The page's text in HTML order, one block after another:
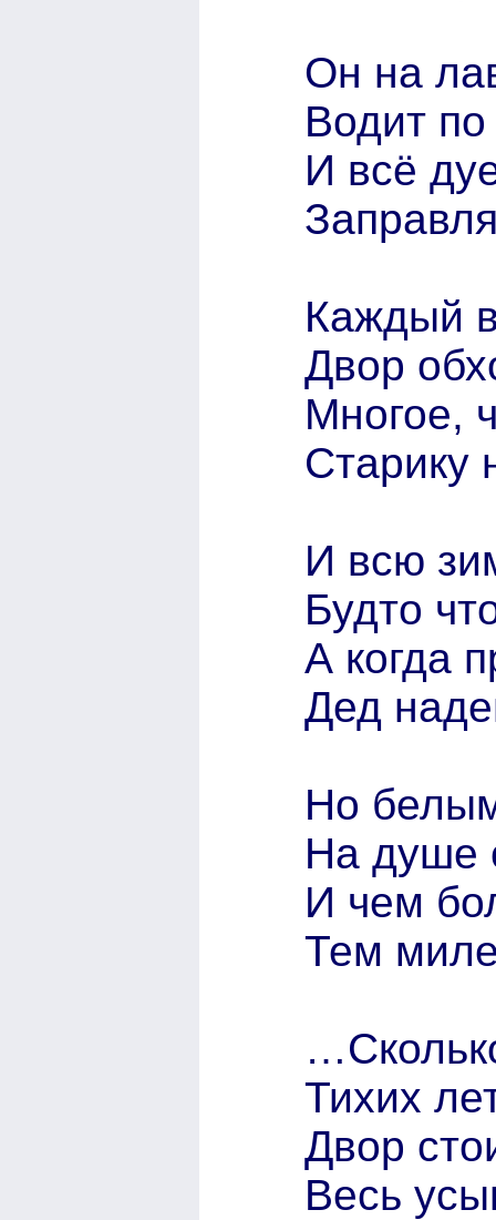
Он на
Водит
И всё
Каждый
Двор
Многое,
Старику
И всю
Будто
А когда
Дед
Но
На душе
И чем
Тем
Тихих
Двор
Весь